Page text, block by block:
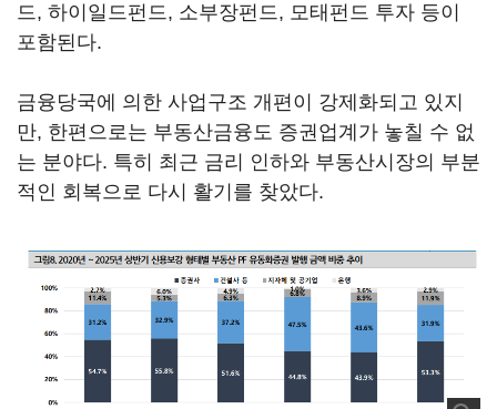
드, 하이일드펀드, 소부장펀드, 모태펀드 투자 등이
포함된다.
금융당국에 의한 사업구조 개편이 강제화되고 있지
만, 한편으로는 부동산금융도 증권업계가 놓칠 수 없
는 분야다. 특히 최근 금리 인하와 부동산시장의 부분
적인 회복으로 다시 활기를 찾았다.